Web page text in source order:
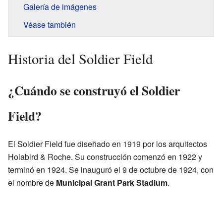
Galería de imágenes
Véase también
Historia del Soldier Field
¿Cuándo se construyó el Soldier
Field?
El Soldier Field fue diseñado en 1919 por los arquitectos
Holabird & Roche. Su construcción comenzó en 1922 y
terminó en 1924. Se inauguró el 9 de octubre de 1924, con
el nombre de Municipal Grant Park Stadium.